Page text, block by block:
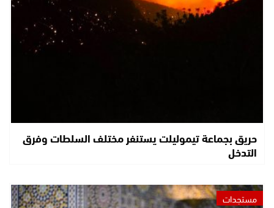
حريق بجماعة تيموليلت يستنفر مختلف السلطات وفرق
التدخل
مستجدات